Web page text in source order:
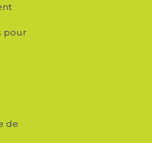
pour
de